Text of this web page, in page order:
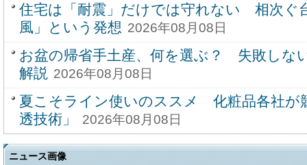
住宅は「耐震」だけでは守れない 相次ぐ
風」という発想 2026年08月08日
お盆の帰省手土産、何を選ぶ？ 失敗しな
解説 2026年08月08日
夏こそライン使いのススメ 化粧品各社が
透技術」
2026年08月08日
ニュース画像